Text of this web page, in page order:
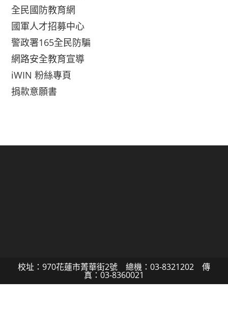
全民國防教育網
國軍人才招募中心
警政署165全民防騙
網路安全教育宣導
iWIN 粉絲專頁
捐款意願書
校址：970花蓮市菁華街2號 總機：03-8321202 傳
真：03-8360021